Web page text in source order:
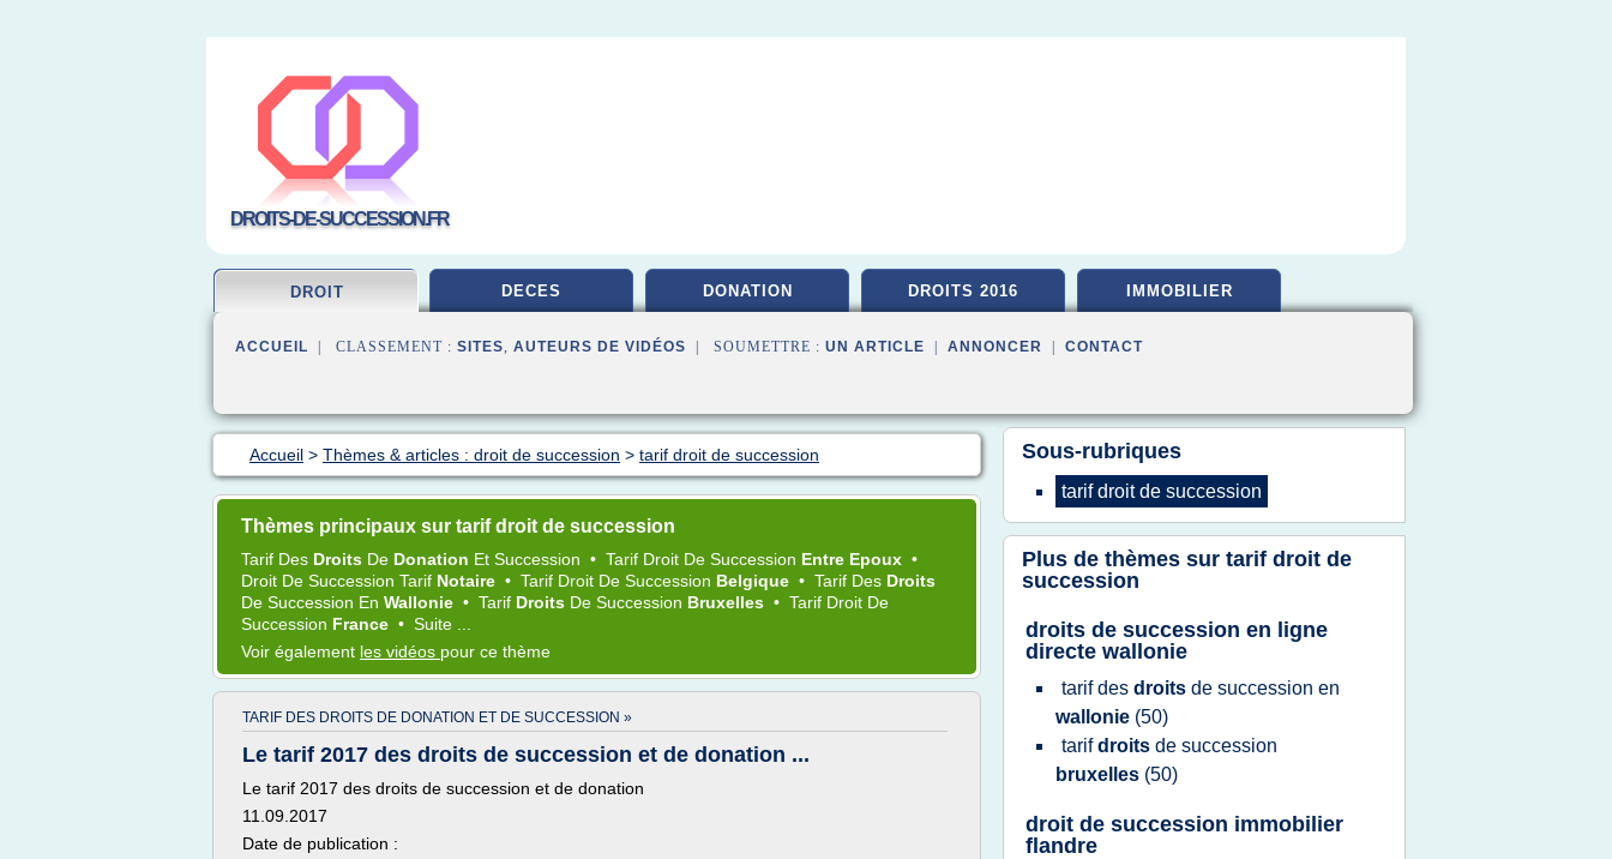
DROITS-DE-SUCCESSION.FR
DROIT DECES DONATION DROITS 2016 IMMOBILIER
ACCUEIL | CLASSEMENT : SITES, AUTEURS DE VIDÉOS | SOUMETTRE : UN ARTICLE ANNONCER CONTACT
Accueil > Thèmes & articles : droit de succession > tarif droit de succession
Thèmes principaux sur tarif droit de succession
Tarif Des Droits De Donation Et Succession • Tarif Droit De Succession Entre Epoux •
Droit De Succession Tarif Notaire • Tarif Droit De Succession Belgique • Tarif Des Droits
De Succession En Wallonie • Tarif Droits De Succession Bruxelles • Tarif Droit De
Succession France • Suite ...
Voir également les vidéos pour ce thème
TARIF DES DROITS DE DONATION ET DE SUCCESSION »
Le tarif 2017 des droits de succession et de donation ...
Le tarif 2017 des droits de succession et de donation
11.09.2017
Date de publication :
Sous-rubriques
tarif droitde succession
Plus de thèmes sur tarif droit de
succession
droits de succession en ligne
directe wallonie
tarifdes droits de succession en
wallonie (50)
tarifdroits de succession
bruxelles (50)
droit de succession immobilier
flandre